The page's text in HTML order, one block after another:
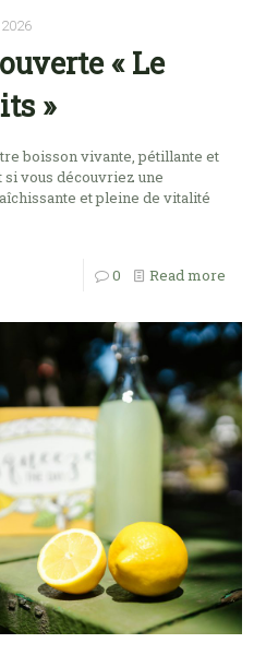
« Le
»
boisson vivante, pétillante et
vous découvriez une
et pleine de vitalité
0 Read more